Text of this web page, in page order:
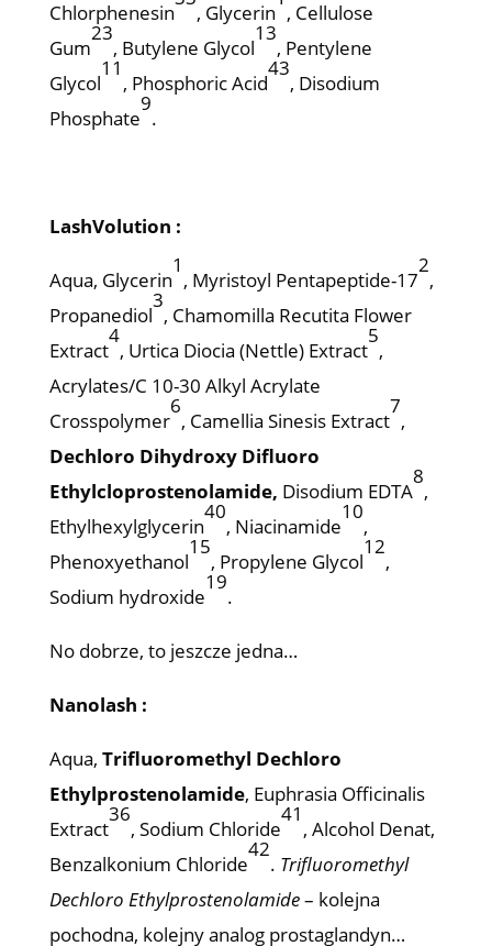
Chlorphenesin
, Glycerin , Cellulose
Gum
23
, Butylene Glycol
13
, Pentylene
Glycol
11
, Phosphoric Acid
43
, Disodium
Phosphate
9
.
LashVolution :
Aqua, Glycerin
1
, Myristoyl Pentapeptide-17
2
,
Propanediol
3
, Chamomilla Recutita Flower
Extract
4
, Urtica Diocia (Nettle) Extract
5
,
Acrylates/C 10-30 Alkyl Acrylate
Crosspolymer
6
, Camellia Sinesis Extract
7
,
Dechloro Dihydroxy Difluoro
Ethylcloprostenolamide, Disodium EDTA
8
,
Ethylhexylglycerin
40
, Niacinamide
10
,
Phenoxyethanol
15
, Propylene Glycol
12
,
Sodium hydroxide
19
.
No dobrze, to jeszcze jedna…
Nanolash :
Aqua, Trifluoromethyl Dechloro
Ethylprostenolamide, Euphrasia Officinalis
Extract
36
, Sodium Chloride
41
, Alcohol Denat,
Benzalkonium Chloride
42
. Trifluoromethyl
Dechloro Ethylprostenolamide– kolejna
pochodna, kolejny analog prostaglandyn…